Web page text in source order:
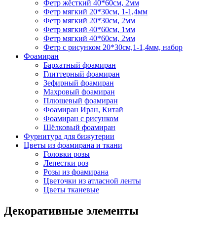
Фетр жёсткий 40*60см, 2мм
Фетр мягкий 20*30см, 1-1,4мм
Фетр мягкий 20*30см, 2мм
Фетр мягкий 40*60см, 1мм
Фетр мягкий 40*60см, 2мм
Фетр с рисунком 20*30см,1-1,4мм, набор
Фоамиран
Бархатный фоамиран
Глиттерный фоамиран
Зефирный фоамиран
Махровый фоамиран
Плюшевый фоамиран
Фоамиран Иран, Китай
Фоамиран с рисунком
Шёлковый фоамиран
Фурнитура для бижутерии
Цветы из фоамирана и ткани
Головки розы
Лепестки роз
Розы из фоамирана
Цветочки из атласной ленты
Цветы тканевые
Декоративные элементы